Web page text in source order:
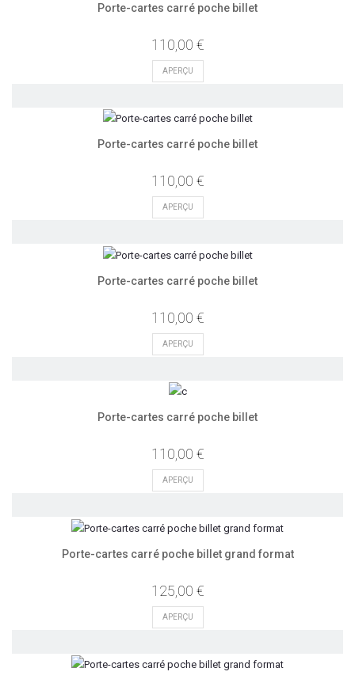
Porte-cartes carré poche billet
110,00 €
APERÇU
Porte-cartes carré poche billet
110,00 €
APERÇU
Porte-cartes carré poche billet
110,00 €
APERÇU
Porte-cartes carré poche billet
110,00 €
APERÇU
Porte-cartes carré poche billet grand format
125,00 €
APERÇU